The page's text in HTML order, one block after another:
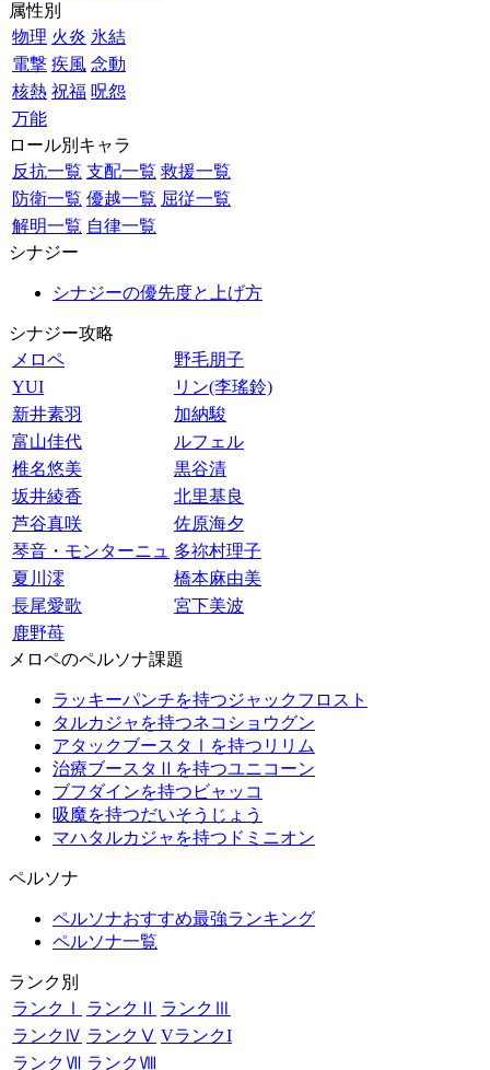
属性別
物理 火炎 氷結
電撃 疾風 念動
核熱 祝福 呪怨
万能
ロール別キャラ
反抗一覧 支配一覧 救援一覧
防衛一覧 優越一覧 屈従一覧
解明一覧 自律一覧
シナジー
シナジーの優先度と上げ方
シナジー攻略
メロペ
野毛朋子
YUI
リン(李瑤鈴)
新井素羽
加納駿
富山佳代
ルフェル
椎名悠美
黒谷清
坂井綾香
北里基良
芦谷真咲
佐原海夕
琴音・モンターニュ 多祢村理子
夏川澪
橋本麻由美
長尾愛歌
宮下美波
鹿野苺
メロペのペルソナ課題
ラッキーパンチを持つジャックフロスト
タルカジャを持つネコショウグン
アタックブースタⅠを持つリリム
治療ブースタⅡを持つユニコーン
ブフダインを持つビャッコ
吸魔を持つだいそうじょう
マハタルカジャを持つドミニオン
ペルソナ
ペルソナおすすめ最強ランキング
ペルソナ一覧
ランク別
ランクⅠ
ランクⅡ ランクⅢ
ランクⅣ ランクⅤ VランクI
ランクⅦ ランクⅧ